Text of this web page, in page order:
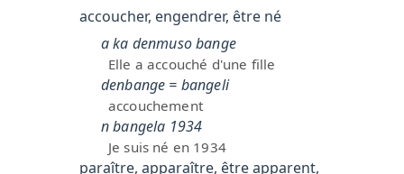
accoucher, engendrer, être né
a ka denmuso bange
Elle a accouché d'une fille
denbange = bangeli
accouchement
n bangela 1934
Je suis né en 1934
paraître, apparaître, être apparent,